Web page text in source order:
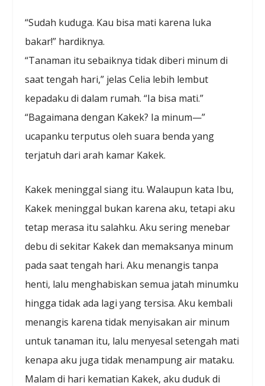
“Sudah kuduga. Kau bisa mati karena luka
bakar!” hardiknya.
“Tanaman itu sebaiknya tidak diberi minum di
saat tengah hari,” jelas Celia lebih lembut
kepadaku di dalam rumah. “Ia bisa mati.”
“Bagaimana dengan Kakek? Ia minum—”
ucapanku terputus oleh suara benda yang
terjatuh dari arah kamar Kakek.
Kakek meninggal siang itu. Walaupun kata Ibu,
Kakek meninggal bukan karena aku, tetapi aku
tetap merasa itu salahku. Aku sering menebar
debu di sekitar Kakek dan memaksanya minum
pada saat tengah hari. Aku menangis tanpa
henti, lalu menghabiskan semua jatah minumku
hingga tidak ada lagi yang tersisa. Aku kembali
menangis karena tidak menyisakan air minum
untuk tanaman itu, lalu menyesal setengah mati
kenapa aku juga tidak menampung air mataku.
Malam di hari kematian Kakek, aku duduk di